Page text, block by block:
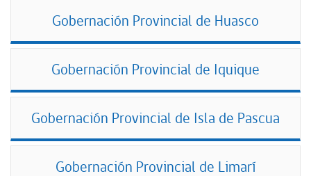
Gobernación Provincial de Huasco
Gobernación Provincial de Iquique
Gobernación Provincial de Isla de Pascua
Gobernación Provincial de Limarí